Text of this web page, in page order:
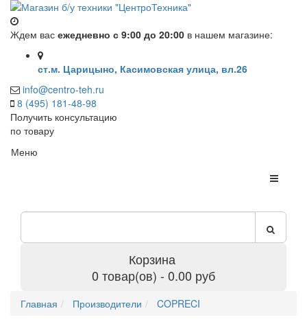
Ждем вас ежедневно с 9:00 до 20:00 в нашем магазине:
ст.м. Царицыно, Касимовская улица, вл.26
info@centro-teh.ru
8 (495) 181-48-98
Получить консультацию
по товару
Меню
Корзина
0 товар(ов) - 0.00 руб
Главная Производители COPRECI